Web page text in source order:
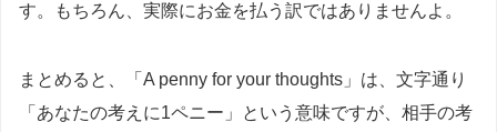
す。もちろん、実際にお金を払う訳ではありませんよ。
まとめると、「A penny for your thoughts」は、文字通り
「あなたの考えに1ペニー」という意味ですが、相手の考